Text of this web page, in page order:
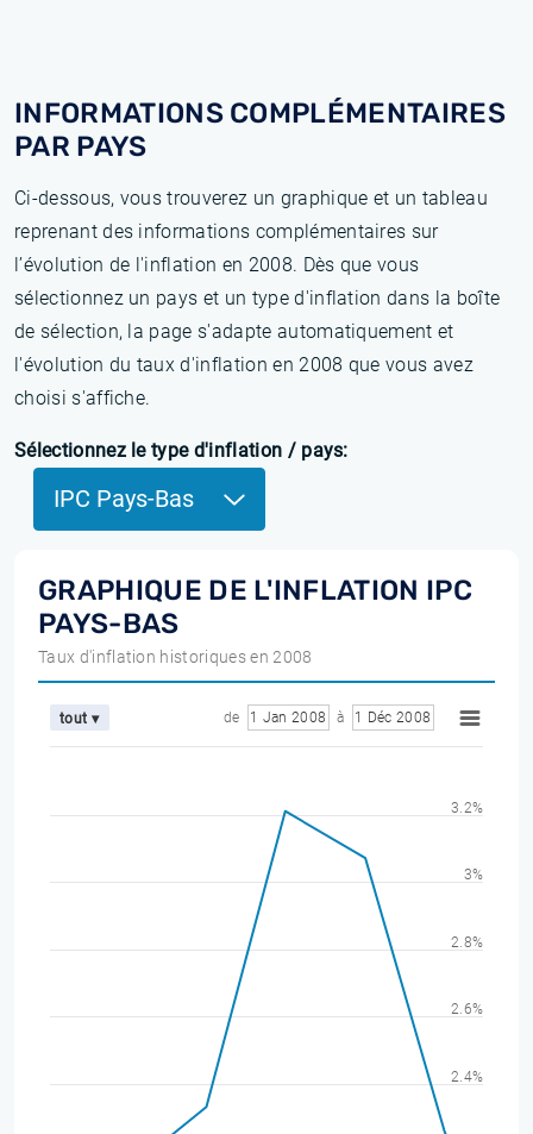
INFORMATIONS COMPLÉMENTAIRES
PAR PAYS
Ci-dessous, vous trouverez un graphique et un tableau
reprenant des informations complémentaires sur
l’évolution de l'inflation en 2008. Dès que vous
sélectionnez un pays et un type d'inflation dans la boîte
de sélection, la page s'adapte automatiquement et
l'évolution du taux d'inflation en 2008 que vous avez
choisi s'affiche.
Sélectionnez le type d'inflation / pays:
IPC Pays-Bas
GRAPHIQUE DE L'INFLATION IPC
PAYS-BAS
Taux d'inflation historiques en 2008
tout ▾ de 1 Jan 2008 à 1 Déc 2008
2.4%
2.6%
2.8%
3%
3.2%